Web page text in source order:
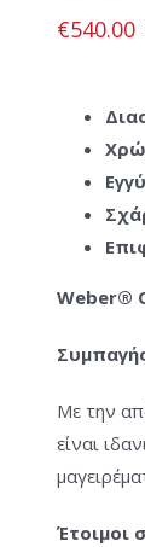
€540.00
Weber®
Με την
είναι
Έτοιμοι